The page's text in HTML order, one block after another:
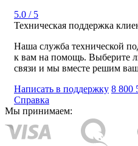
5.0 / 5
Техническая поддержка
Наша служба технической
к вам на помощь. Выберите
связи и мы вместе решим
Написать в поддержку 8 800
Справка
Мы принимаем: